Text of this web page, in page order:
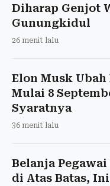
Diharap Genjot
Gunungkidul
26 menit lalu
Elon Musk
Mulai 8
Syaratnya
36 menit lalu
Belanja
di Atas Batas,